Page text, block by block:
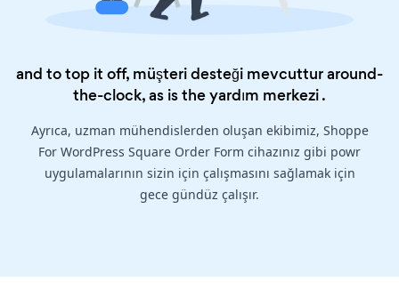
and to top it off, müşteri desteği mevcuttur around-
the-clock, as is theyardım merkezi.
Ayrıca, uzman mühendislerden oluşan ekibimiz, Shoppe
For WordPress Square Order Form cihazınız gibi powr
uygulamalarının sizin için çalışmasını sağlamak için
gece gündüz çalışır.